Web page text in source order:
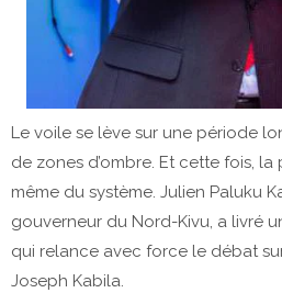
Le voile se lève sur une période
de zones d’ombre. Et cette fois, la
même du système. Julien Paluku
gouverneur du Nord-Kivu, a livré
qui relance avec force le débat
Joseph Kabila.